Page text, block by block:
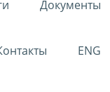
Документы
ENG